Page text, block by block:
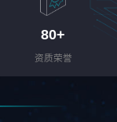
80+
资质荣誉